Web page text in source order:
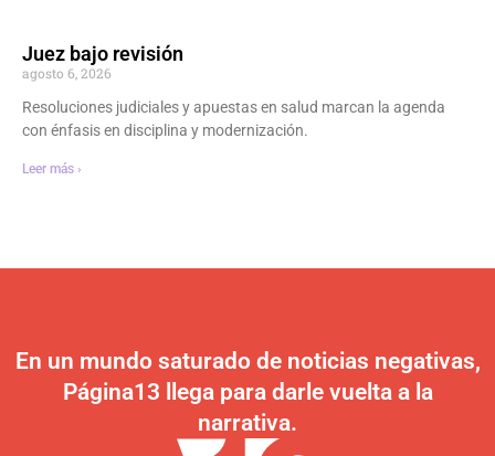
Juez bajo revisión
agosto 6, 2026
Resoluciones judiciales y apuestas en salud marcan la agenda
con énfasis en disciplina y modernización.
Leer más ›
En un mundo saturado de noticias negativas,
Página13 llega para darle vuelta a la
narrativa.